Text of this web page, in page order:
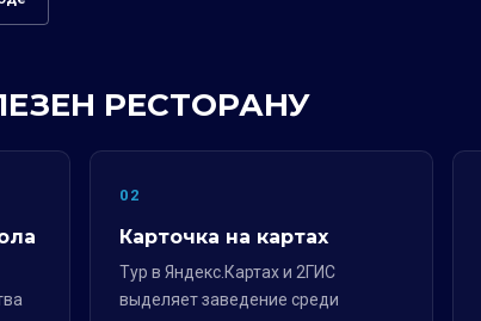
РЕСТОРАНУ
02
Карточка на картах
Тур в Яндекс.Картах и 2ГИС
выделяет заведение среди